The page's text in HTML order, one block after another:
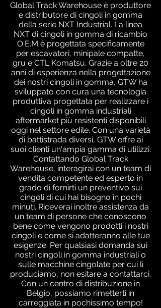
Global Track Warehouse è produttore
e distributore di cingoli in gomma
della serie NXT Industrial. La linea
NXT di cingoli in gomma di ricambio
O.E.M è progettata specificamente
per escavatori, minipale compatte,
gru e CTL Komatsu. Grazie a oltre 20
anni di esperienza nella progettazione
dei nostri cingoli in gomma, GTW ha
sviluppato con cura una tecnologia
produttiva progettata per realizzare i
cingoli in gomma industriali
aftermarket più resistenti disponibili
oggi nel settore edile. Con una varietà
di battistrada diversi, GTW offre ai
suoi clienti un'ampia gamma di utilizzi.
Contattando Global Track
Warehouse, interagirai con un team di
vendita competente ed esperto in
grado di fornirti un preventivo sui
cingoli di cui hai bisogno in pochi
minuti. Riceverai inoltre assistenza da
un team di persone che conoscono
bene come vengono prodotti i nostri
cingoli e come si adatteranno alle tue
esigenze. Per qualsiasi domanda sui
nostri cingoli in gomma industriali o
sulle macchine cingolate per cui li
produciamo, non esitare a contattarci.
Con un centro di distribuzione in
Belgio, possiamo rimetterti in
carreggiata in pochissimo tempo!